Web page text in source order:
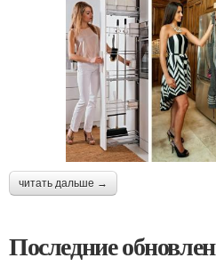
читать дальше →
Последние